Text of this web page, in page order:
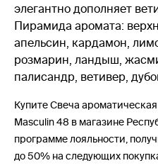
элегантно дополняет
Пирамида аромата:
апельсин, кардамон,
розмарин, ландыш,
палисандр, ветивер,
Купите Свеча
Masculin 48 в магазине
программе лояльности,
до 50% на следующих